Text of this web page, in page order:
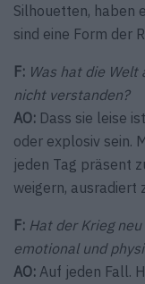
Silhouetten, haben
sind eine Form der
F: Was hat die Welt
nicht verstanden?
AO: Dass sie leise
oder explosiv sein.
jeden Tag präsent
weigern, ausradiert
F: Hat der Krieg
emotional und
AO: Auf jeden Fall.